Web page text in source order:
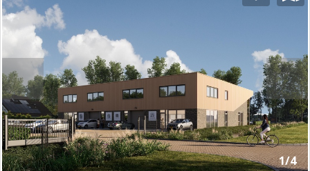
zoeken
Waarom
adverteren
Premium
adverteren
Blog
Registreren
Login
1/4